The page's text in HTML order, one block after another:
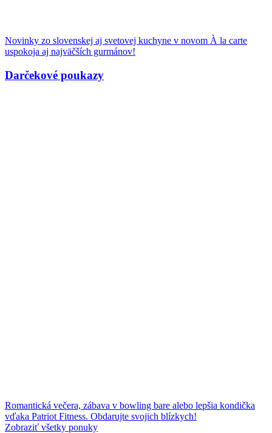
Novinky zo slovenskej aj svetovej kuchyne v novom À la carte
uspokoja aj najväčších gurmánov!
Darčekové poukazy
Romantická večera, zábava v bowling bare alebo lepšia kondička
vďaka Patriot Fitness. Obdarujte svojich blízkych!
Zobraziť všetky ponuky